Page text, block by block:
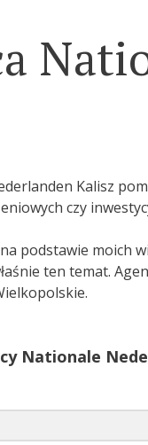
Kalisz
czy
podstawie moich
ten temat.
Nationale